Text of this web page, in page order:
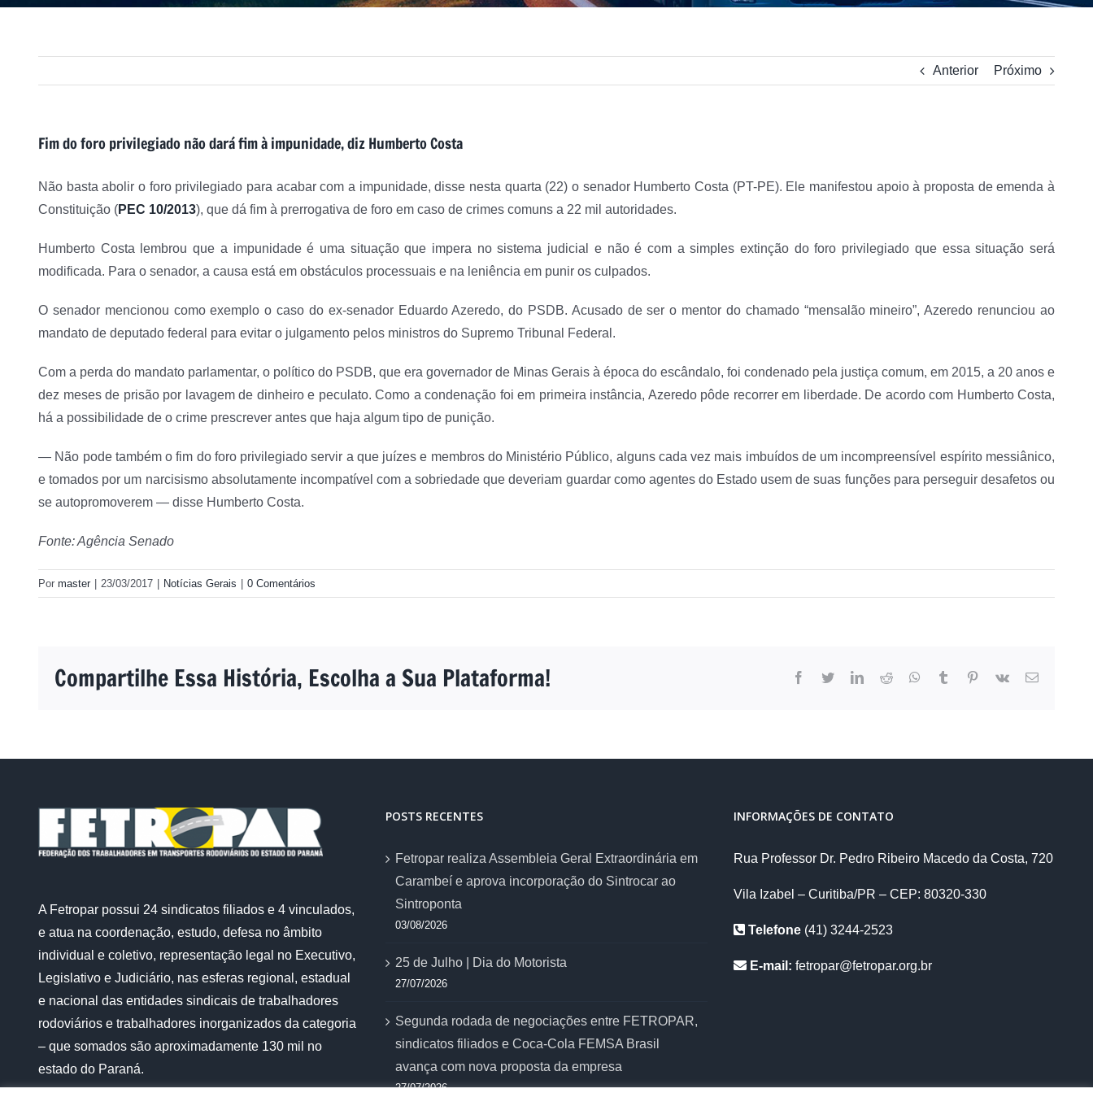
Anterior Próximo
Fim do foro privilegiado não dará fim à impunidade, diz Humberto Costa
Não basta abolir o foro privilegiado para acabar com a impunidade, disse nesta quarta (22) o senador Humberto Costa (PT-PE). Ele manifestou apoio à proposta de emenda à
Constituição (PEC 10/2013), que dá fim à prerrogativa de foro em caso de crimes comuns a 22 mil autoridades.
Humberto Costa lembrou que a impunidade é uma situação que impera no sistema judicial e não é com a simples extinção do foro privilegiado que essa situação será
modificada. Para o senador, a causa está em obstáculos processuais e na leniência em punir os culpados.
O senador mencionou como exemplo o caso do ex-senador Eduardo Azeredo, do PSDB. Acusado de ser o mentor do chamado “mensalão mineiro”, Azeredo renunciou ao
mandato de deputado federal para evitar o julgamento pelos ministros do Supremo Tribunal Federal.
Com a perda do mandato parlamentar, o político do PSDB, que era governador de Minas Gerais à época do escândalo, foi condenado pela justiça comum, em 2015, a 20 anos e
dez meses de prisão por lavagem de dinheiro e peculato. Como a condenação foi em primeira instância, Azeredo pôde recorrer em liberdade. De acordo com Humberto Costa,
há a possibilidade de o crime prescrever antes que haja algum tipo de punição.
— Não pode também o fim do foro privilegiado servir a que juízes e membros do Ministério Público, alguns cada vez mais imbuídos de um incompreensível espírito messiânico,
e tomados por um narcisismo absolutamente incompatível com a sobriedade que deveriam guardar como agentes do Estado usem de suas funções para perseguir desafetos ou
se autopromoverem — disse Humberto Costa.
Fonte: Agência Senado
Por master 23/03/2017 Notícias Gerais 0 Comentários
Compartilhe Essa História, Escolha a Sua Plataforma! facebook
twitterlinkedinreddit whatsapptumblr pinterest
vk
E-
A Fetropar possui 24 sindicatos filiados e 4 vinculados,
e atua na coordenação, estudo, defesa no âmbito
individual e coletivo, representação legal no Executivo,
Legislativo e Judiciário, nas esferas regional, estadual
e nacional das entidades sindicais de trabalhadores
rodoviários e trabalhadores inorganizados da categoria
– que somados são aproximadamente 130 mil no
estado do Paraná.
POSTS RECENTES
Fetropar realiza Assembleia Geral Extraordinária em
Carambeí e aprova incorporação do Sintrocar ao
Sintroponta
03/08/2026
25 de Julho | Dia do Motorista
27/07/2026
Segunda rodada de negociações entre FETROPAR,
sindicatos filiados e Coca-Cola FEMSA Brasil
avança com nova proposta da empresa
27/07/2026
INFORMAÇÕES DE CONTATO
Rua Professor Dr. Pedro Ribeiro Macedo da Costa, 720
Vila Izabel – Curitiba/PR – CEP: 80320-330
Telefone(41) 3244-2523
E-mail: fetropar@fetropar.org.br